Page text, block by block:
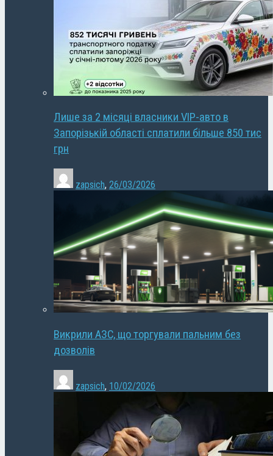
Лише за 2 місяці власники VIP-авто в
Запорізькій області сплатили більше 850 тис
грн
zapsich, 26/03/2026
Викрили АЗС, що торгували пальним без
дозволів
zapsich, 10/02/2026